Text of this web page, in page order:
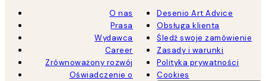
O nas
Prasa
Wydawca
Career
Zrównoważony rozwój
Oświadczenie o
Desenio Art Advice
Obsługa klienta
Śledź swoje zamówienie
Zasady i warunki
Polityka prywatności
Cookies